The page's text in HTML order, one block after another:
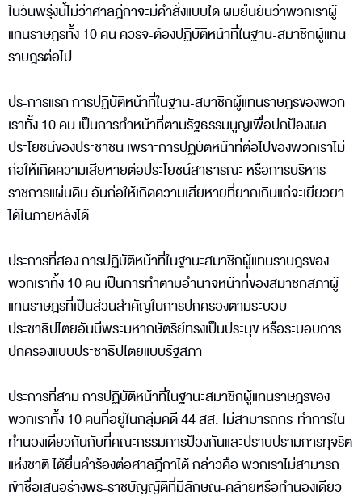
ในวันพรุ่งนี้ไม่ว่าศาลฎีกาจะมีคำสั่งแบบใด ผมยืนยันว่าพวกเราผู้
แทนราษฎรทั้ง 10 คน ควรจะต้องปฏิบัติหน้าที่ในฐานะสมาชิกผู้แทน
ราษฎรต่อไป
ประการแรก การปฏิบัติหน้าที่ในฐานะสมาชิกผู้แทนราษฎรของพวก
เราทั้ง 10 คน เป็นการทำหน้าที่ตามรัฐธรรมนูญเพื่อปกป้องผล
ประโยชน์ของประชาชน เพราะการปฏิบัติหน้าที่ต่อไปของพวกเราไม่
ก่อให้เกิดความเสียหายต่อประโยชน์สาธารณะ หรือการบริหาร
ราชการแผ่นดิน อันก่อให้เกิดความเสียหายที่ยากเกินแก่จะเยียวยา
ได้ในภายหลังได้
ประการที่สอง การปฏิบัติหน้าที่ในฐานะสมาชิกผู้แทนราษฎรของ
พวกเราทั้ง 10 คน เป็นการทำตามอำนาจหน้าที่ของสมาชิกสภาผู้
แทนราษฎรที่เป็นส่วนสำคัญในการปกครองตามระบอบ
ประชาธิปไตยอันมีพระมหากษัตริย์ทรงเป็นประมุข หรือระบอบการ
ปกครองแบบประชาธิปไตยแบบรัฐสภา
ประการที่สาม การปฏิบัติหน้าที่ในฐานะสมาชิกผู้แทนราษฎรของ
พวกเราทั้ง 10 คนที่อยู่ในกลุ่มคดี 44 สส. ไม่สามารถกระทำการใน
ทำนองเดียวกันกับที่คณะกรรมการป้องกันและปราบปรามการทุจริต
แห่งชาติ ได้ยื่นคำร้องต่อศาลฎีกาได้ กล่าวคือ พวกเราไม่สามารถ
เข้าชื่อเสนอร่างพระราชบัญญัติที่มีลักษณะคล้ายหรือทำนองเดียว